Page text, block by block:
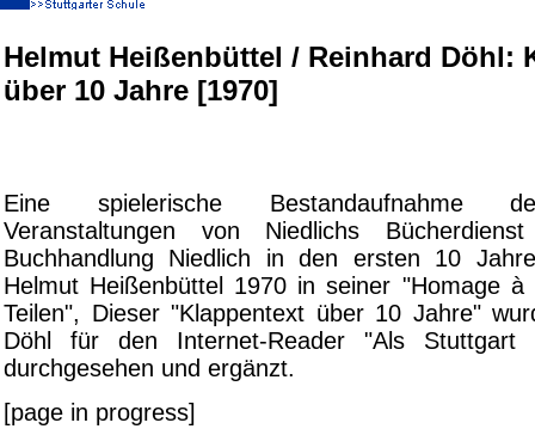
Helmut Heißenbüttel / Reinhard Döhl:
über 10 Jahre [1970]
Eine spielerische Bestandaufnahme
Veranstaltungen von Niedlichs
Buchhandlung Niedlich in den ersten 10
Helmut Heißenbüttel 1970 in seiner "Homage
Teilen", Dieser "Klappentext über 10 Jahre"
Döhl für den Internet-Reader "Als Stuttgart
durchgesehen und ergänzt.
[page in progress]